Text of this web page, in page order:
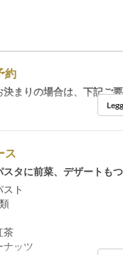
約
まりの場合は、下記ご
ス
タに前菜、デザートも
スト
茶
ナッツ